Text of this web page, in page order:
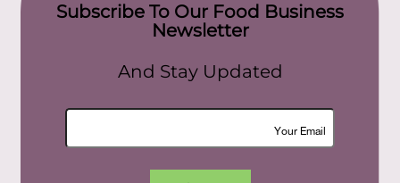
Subscribe To Our Food Business
Newsletter
And Stay Updated